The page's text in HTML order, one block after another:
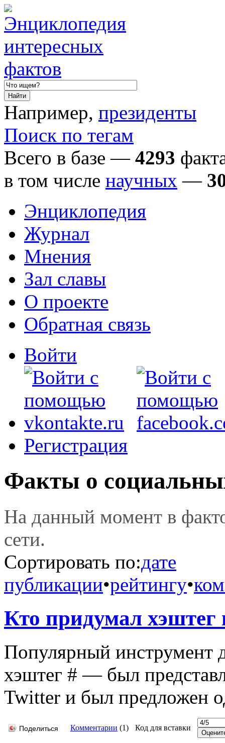
Например, президенты
Поиск по тегам
Всего в базе — 4293
в том числе научных —
Энциклопедия
Журнал
Мнения
Зал славы
О проекте
Обратная связь
Войти
Регистрация
Факты о
На данный момент в
сети.
Сортировать по:дате
публикации•рейтингу•
Кто придумал хэштег
Популярный инструмент
хэштег # — был
Twitter и был предложен
Поделиться Комментарии (1) Код для вставки